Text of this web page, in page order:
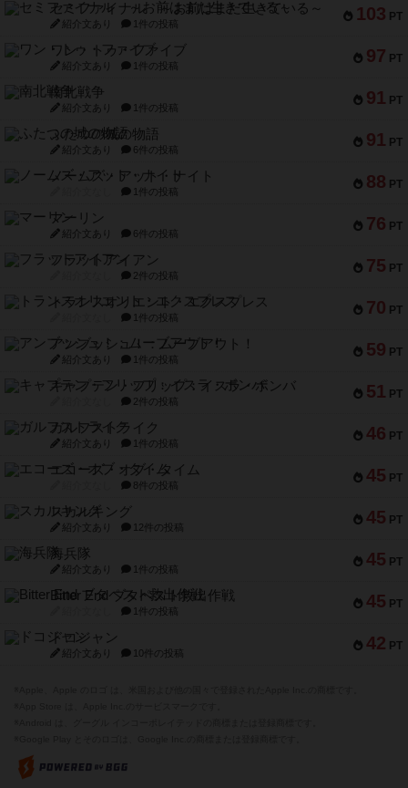
103 PT
セミファイナル ～お前はまだ生きている～
紹介文あり 1件の投稿
97 PT
ワン・トゥ・ファイブ
紹介文あり 1件の投稿
91 PT
南北戦争
紹介文あり 1件の投稿
91 PT
ふたつの城の物語
紹介文あり 6件の投稿
88 PT
ノームズ・アット・ナイト
1件の投稿
76 PT
マーリン
紹介文あり 6件の投稿
75 PT
フラットアイアン
2件の投稿
70 PT
トランスオリエント・エクスプレス
1件の投稿
59 PT
アンブッシュ！：ムーブアウト！
紹介文あり 1件の投稿
51 PT
キャプテン・フリップ：イスラ・ボンバ
2件の投稿
46 PT
ガルフストライク
紹介文あり 1件の投稿
45 PT
エコーズ・オブ・タイム
8件の投稿
45 PT
スカルキング
紹介文あり 12件の投稿
45 PT
海兵隊
紹介文あり 1件の投稿
45 PT
Bitter End ブタペスト救出作戦
1件の投稿
42 PT
ドコジャン
紹介文あり 10件の投稿